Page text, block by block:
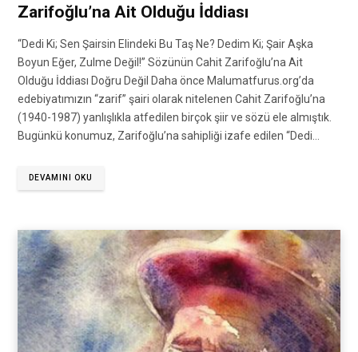
Zarifoğlu’na Ait Olduğu İddiası
“Dedi Ki; Sen Şairsin Elindeki Bu Taş Ne? Dedim Ki; Şair Aşka
Boyun Eğer, Zulme Değil!” Sözünün Cahit Zarifoğlu’na Ait
Olduğu İddiası Doğru Değil Daha önce Malumatfurus.org’da
edebiyatımızın “zarif” şairi olarak nitelenen Cahit Zarifoğlu’na
(1940-1987) yanlışlıkla atfedilen birçok şiir ve sözü ele almıştık.
Bugünkü konumuz, Zarifoğlu’na sahipliği izafe edilen “Dedi…
DEVAMINI OKU